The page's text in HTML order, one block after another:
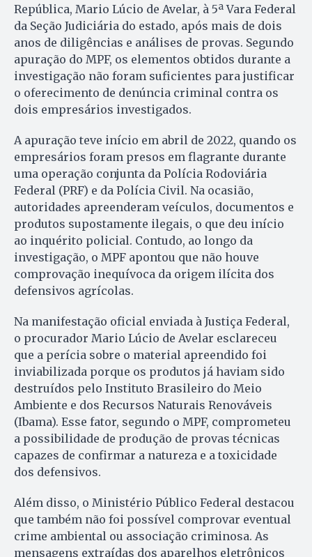
República, Mario Lúcio de Avelar, à 5ª Vara Federal
da Seção Judiciária do estado, após mais de dois
anos de diligências e análises de provas. Segundo
apuração do MPF, os elementos obtidos durante a
investigação não foram suficientes para justificar
o oferecimento de denúncia criminal contra os
dois empresários investigados.
A apuração teve início em abril de 2022, quando os
empresários foram presos em flagrante durante
uma operação conjunta da Polícia Rodoviária
Federal (PRF) e da Polícia Civil. Na ocasião,
autoridades apreenderam veículos, documentos e
produtos supostamente ilegais, o que deu início
ao inquérito policial. Contudo, ao longo da
investigação, o MPF apontou que não houve
comprovação inequívoca da origem ilícita dos
defensivos agrícolas.
Na manifestação oficial enviada à Justiça Federal,
o procurador Mario Lúcio de Avelar esclareceu
que a perícia sobre o material apreendido foi
inviabilizada porque os produtos já haviam sido
destruídos pelo Instituto Brasileiro do Meio
Ambiente e dos Recursos Naturais Renováveis
(Ibama). Esse fator, segundo o MPF, comprometeu
a possibilidade de produção de provas técnicas
capazes de confirmar a natureza e a toxicidade
dos defensivos.
Além disso, o Ministério Público Federal destacou
que também não foi possível comprovar eventual
crime ambiental ou associação criminosa. As
mensagens extraídas dos aparelhos eletrônicos